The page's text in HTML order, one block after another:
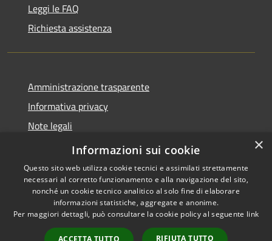
Leggi le FAQ
Richiesta assistenza
Amministrazione trasparente
Informativa privacy
Note legali
Dichiarazione di accessibilità
Accessibilità
Copyright © 2026 • Comune di
Cassano d'Adda • Powered by
Municipium• Accesso
×
Informazioni sui cookie
Questo sito web utilizza cookie tecnici e assimilati strettamente
necessari al corretto funzionamento e alla navigazione del sito,
nonché un cookie tecnico analitico al solo fine di elaborare
informazioni statistiche, aggregate e anonime.
Per maggiori dettagli, può consultare la cookie policy al seguente link
ACCETTA TUTTO RIFIUTA TUTTO